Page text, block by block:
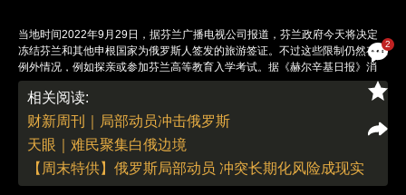
2
当地时间2022年9月29日，据芬兰广播电视公司报道，芬兰政府今天将决定
冻结芬兰和其他申根国家为俄罗斯人签发的旅游签证。不过这些限制仍然存在
例外情况，例如探亲或参加芬兰高等教育入学考试。据《赫尔辛基日报》消
息，新的边境规定最早将于当地时间9月30日晚上生效。当地时间2022年9月
29日，芬兰瓦利马过境点，一名边防警卫严阵以待。图：Janis Laizans/IC
photo
责任编辑：刘青 | 版面编辑：刘青
相关阅读:
财新周刊｜局部动员冲击俄罗斯
天眼｜难民聚集白俄边境
【周末特供】俄罗斯局部动员 冲突长期化风险成现实